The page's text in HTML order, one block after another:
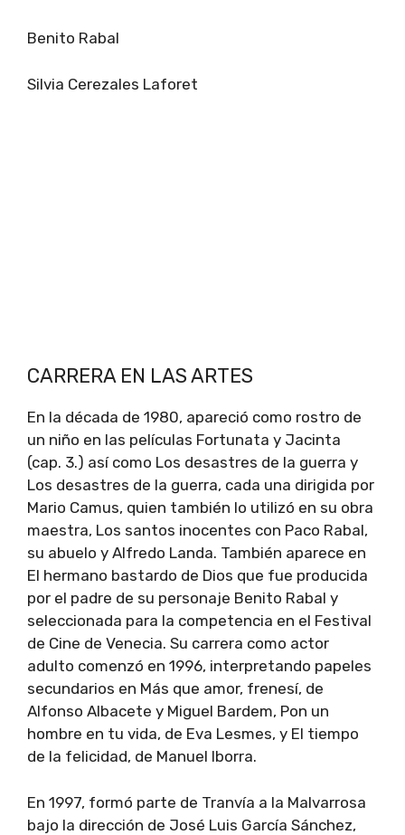
Benito Rabal
Silvia Cerezales Laforet
CARRERA EN LAS ARTES
En la década de 1980, apareció como rostro de
un niño en las películas Fortunata y Jacinta
(cap. 3.) así como Los desastres de la guerra y
Los desastres de la guerra, cada una dirigida por
Mario Camus, quien también lo utilizó en su obra
maestra, Los santos inocentes con Paco Rabal,
su abuelo y Alfredo Landa. También aparece en
El hermano bastardo de Dios que fue producida
por el padre de su personaje Benito Rabal y
seleccionada para la competencia en el Festival
de Cine de Venecia. Su carrera como actor
adulto comenzó en 1996, interpretando papeles
secundarios en Más que amor, frenesí, de
Alfonso Albacete y Miguel Bardem, Pon un
hombre en tu vida, de Eva Lesmes, y El tiempo
de la felicidad, de Manuel Iborra.
En 1997, formó parte de Tranvía a la Malvarrosa
bajo la dirección de José Luis García Sánchez,